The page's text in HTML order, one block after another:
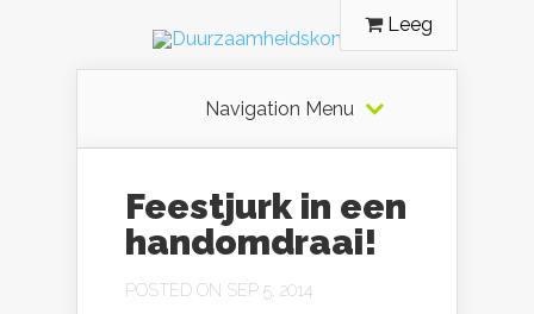
Leeg
Navigation Menu
Feestjurk in een
handomdraai!
POSTED ON SEP 5, 2014